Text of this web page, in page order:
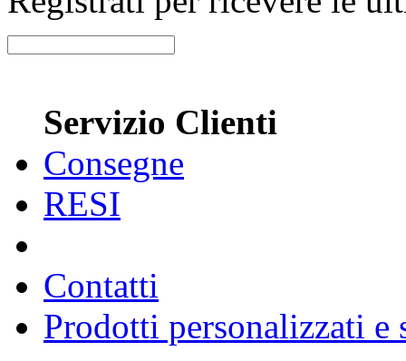
Servizio Clienti
Consegne
RESI
Contatti
Prodotti personalizzati e